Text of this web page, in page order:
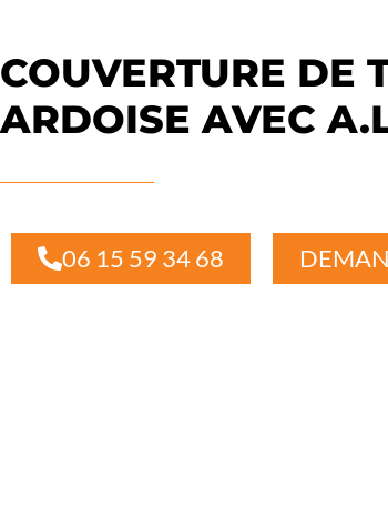
COUVERTURE DE
ARDOISE AVEC
06 15 59 34 68